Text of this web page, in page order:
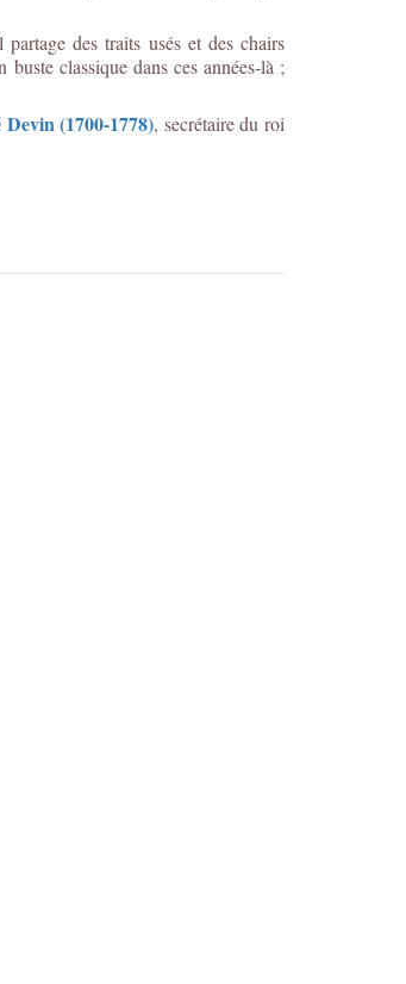
des traits usés et des chairs
classique dans ces années-là ;
Devin (1700-1778), secrétaire du roi